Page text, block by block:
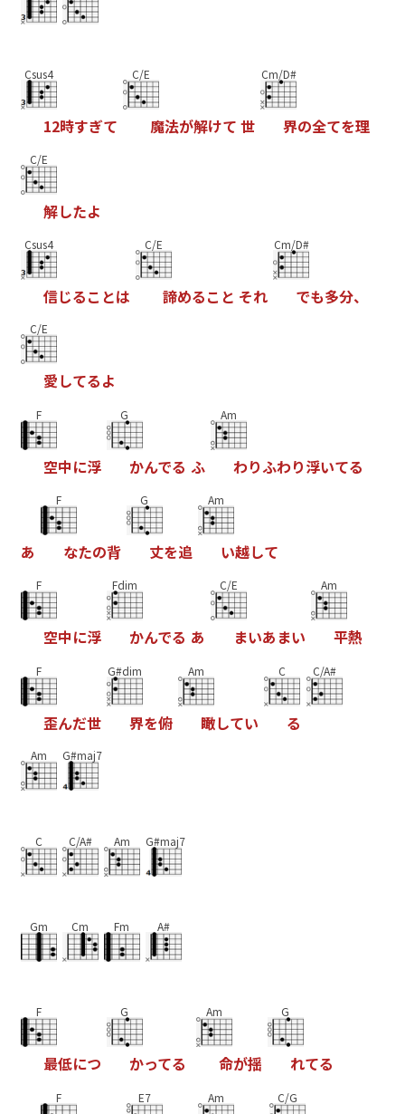
Csus4
12時すぎて
C/E
魔法が解けて 世
Cm/D#
界の全てを理
C/E
解したよ
Csus4
信じるこ とは
C/E
諦めるこ と それ
Cm/D#
でも多分、
C/E
愛してるよ
F
空中に浮
G
かんでる ふ
Am
わりふわり浮いてる
あ
F
なたの背
G
丈を追
Am
い越して
F
空中に浮
Fdim
かんでる あ
C/E
まいあ まい
Am
平熱
F
歪んだ世
G#dim
界を俯
Am
瞰してい
C
る
C/A#
Am G#maj7
C C/A# Am G#maj7
Gm Cm Fm A#
F
最低につ
G
かってる
Am
命が揺
G
れてる
F E7 Am C/G